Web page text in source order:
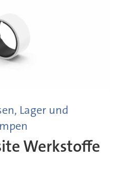
Lager und
Werkstoffe